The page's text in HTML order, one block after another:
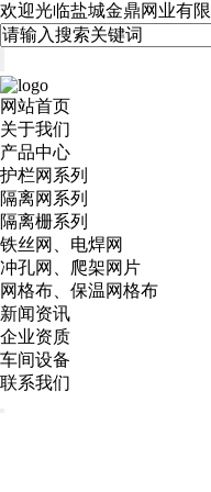
欢迎光临盐城金鼎网业有
网站首页
关于我们
产品中心
护栏网系列
隔离网系列
隔离栅系列
铁丝网、电焊网
冲孔网、爬架网片
网格布、保温网格布
新闻资讯
企业资质
车间设备
联系我们